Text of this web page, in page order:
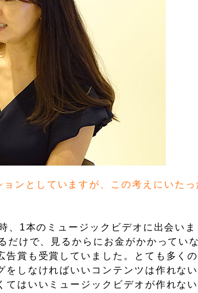
ンとしていますが、この考えにいたっ
、1本のミュージックビデオに出会いま
だけで、見るからにお金がかかってい
賞も受賞していました。とても多く
しなければいいコンテンツは作れな
はいいミュージックビデオが作れな